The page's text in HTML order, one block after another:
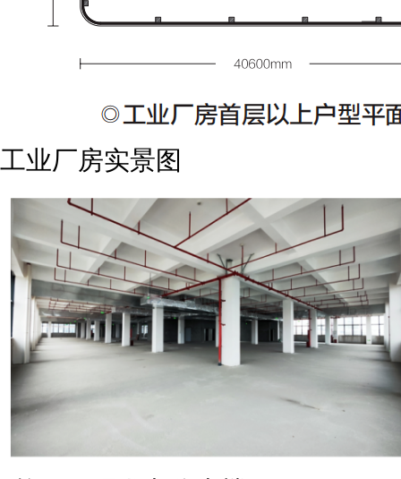
工业厂房实景图